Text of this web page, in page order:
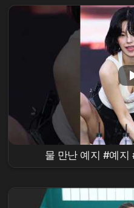
물 만난 예지 #예
#